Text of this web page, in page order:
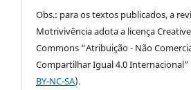
Obs.: para os textos publicados, a
Motrivivência adota a licença Creative
Commons “Atribuição - Não
Compartilhar Igual 4.0 Internacional”
BY-NC-SA).